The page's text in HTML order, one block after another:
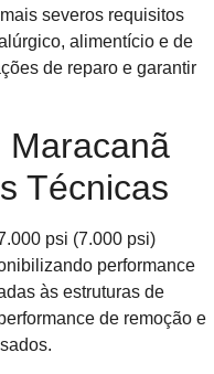
severos requisitos
alimentício e de
de reparo e garantir
Maracanã
Técnicas
psi (7.000 psi)
performance
às estruturas de
de remoção e